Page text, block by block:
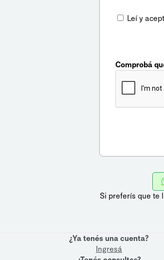
Leí y
Comprobá
Si preferís que te
¿Ya tenés una cuenta?
Ingresá